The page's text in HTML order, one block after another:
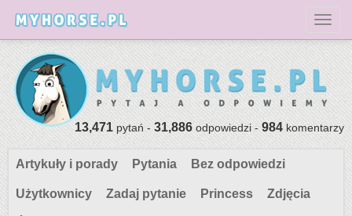
13,471pytań -31,886odpowiedzi -984komentarzy
Artykuły i porady Pytania Bez odpowiedzi
Użytkownicy Zadaj pytanie Princess Zdjęcia